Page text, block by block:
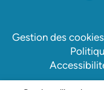
Gestion des cookies